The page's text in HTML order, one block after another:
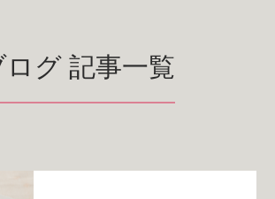
ログ 記事一覧